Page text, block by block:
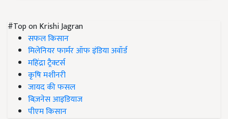
#Top on Krishi Jagran
सफल किसान
मिलेनियर फार्मर ऑफ इंडिया अवॉर्ड
महिंद्रा ट्रैक्टर्स
कृषि मशीनरी
जायद की फसल
बिज़नेस आइडियाज
पीएम किसान